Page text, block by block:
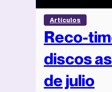
Artículos
Reco-
discos
de julio